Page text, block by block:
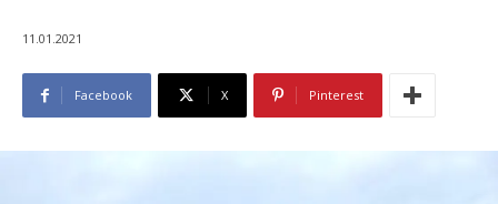
11.01.2021
Facebook X Pinterest